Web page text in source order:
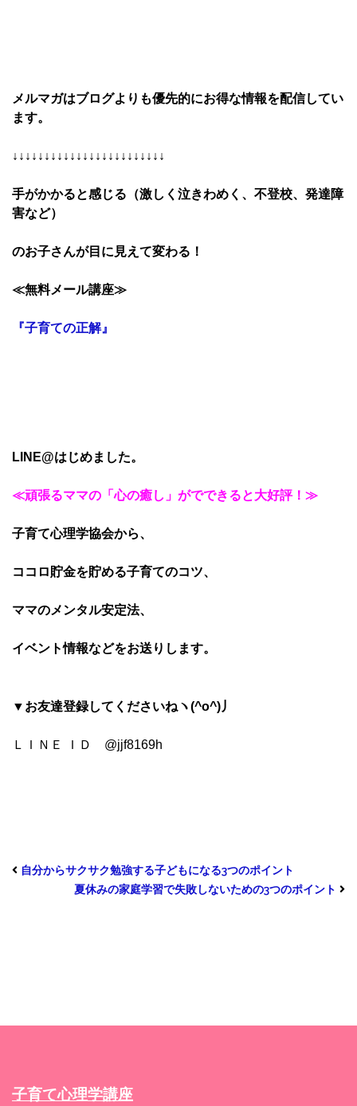
メルマガはブログよりも優先的にお得な情報を配信してい
ます。
手がかかると感じる （激しく泣きわめく、不登校、発達障
害など）
のお子さんが目に見えて変わる！
≪無料メール講座≫
『子育ての正解』
LINE@はじめました。
≪頑張るママの「心の癒し」がでできると大好評！≫
子育て心理学協会から、
ココロ貯金を貯める子育てのコツ、
ママのメンタル安定法、
イベント情報などをお送りします。
▼お友達登録してくださいねヽ(^o^)丿
ＬＩＮＥ ＩＤ @jjf8169h
自分からサクサク勉強する子どもになる3つのポイント
夏休みの家庭学習で失敗しないための3つのポイント
子育て心理学講座